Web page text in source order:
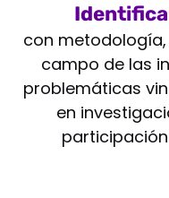
con
campo de las
problemáticas
en